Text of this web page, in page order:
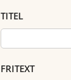
TITEL
FRITEXT